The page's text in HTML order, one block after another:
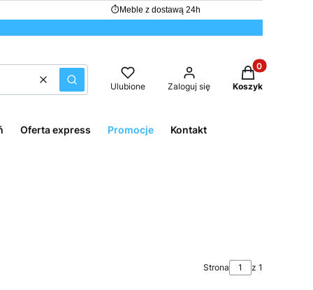
⏱ Meble z dostawą 24h
WyczyśćSzukaj Ulubione Zaloguj się
Produkty w
Koszyk
Oferta express Promocje Kontakt
Strona z 1